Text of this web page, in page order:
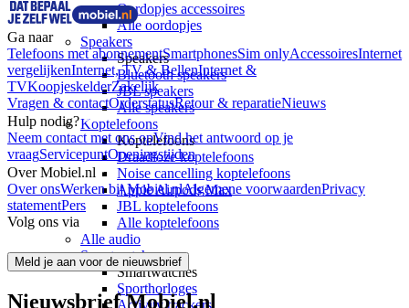
Oordopjes accessoires
Alle oordopjes
Speakers
Speakers
Bluetooth speakers
JBL speakers
Alle speakers
Koptelefoons
Koptelefoons
Draadloze koptelefoons
Noise cancelling koptelefoons
Apple Airpods Max
JBL koptelefoons
Alle koptelefoons
Alle audio
Smartwatches
Smartwatches
Sporthorloges
Activity trackers
Ga naar
Telefoons met abonnementSmartphonesSim onlyAccessoiresInternet
vergelijkenInternet, TV & BellenInternet &
TVKoopjeskelderZakelijk
Vragen & contactOrderstatusRetour & reparatieNieuws
Hulp nodig?
Neem contact met ons opVind het antwoord op je
vraagServicepuntOpeningstijden
Over Mobiel.nl
Over onsWerken bij Mobiel.nlAlgemene voorwaardenPrivacy
statementPers
Volg ons via
Meld je aan voor de nieuwsbrief
Nieuwsbrief Mobiel.nl